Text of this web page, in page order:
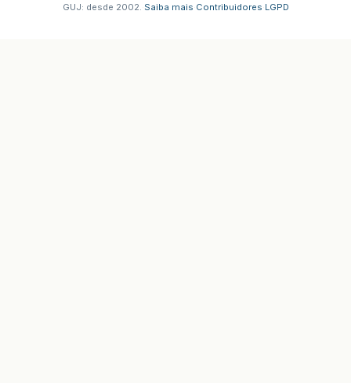
GUJ: desde 2002. Saiba mais Contribuidores LGPD